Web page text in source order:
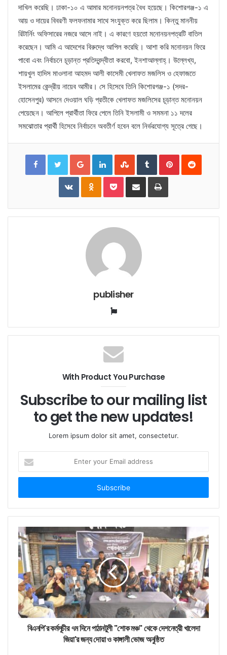
দাখিল করেছি। ঢাকা-১০ এ আমার মনোনয়নপত্র বৈধ হয়েছে। কিশোরগঞ্জ-১ এ
আয় ও দায়ের বিবরণী ফলফনামার সাথে সংযুক্ত করে ছিলাম। কিন্তু মাননীয়
রিটার্নিং অফিসারের নজরে আসে নাই। এ কারণে হয়তো মনোনয়নপত্রটি বাতিল
করেছেন। আমি এ আদেশের বিরুদ্ধে আপিল করেছি। আশা করি মনোনয়ন ফিরে
পাবো এবং নির্বাচনে চূড়ান্ত প্রতিদ্বন্দ্বীতা করবো, ইনশাআল্লাহ্‌। উল্লেখ্য,
শায়খুল হাদিস মাওলানা আহমদ আলী কাসেমী খেলাফত মজলিস ও হেফাজতে
ইসলামের কেন্দ্রীয় নায়েব আমীর। সে হিসেবে তিনি কিশোরগঞ্জ-১ (সদর-
হোসেনপুর) আসনে দেওয়াল ঘড়ি প্রতীকে খেলাফত মজলিসের চূড়ান্ত মনোনয়ন
পেয়েছেন। আপিলে প্রার্থীতা ফিরে পেলে তিনি ইসলামী ও সমমনা ১১ দলের
সমঝোতার প্রার্থী হিসেবে নির্বাচনে অবতীর্ণ হবেন বলে নির্ভরযোগ্য সূত্রে গেছে।
FacebookTwitterGoogle+LinkedInStumbleUpon
TumblrPinterestReddit
VKontakteOdnoklassniki
PocketShare
Email
Print
publisher
Website
With Product You Purchase
Subscribe to our mailing list
to get the new updates!
Lorem ipsum dolor sit amet, consectetur.
your
Email
বিএনপি'র কর্মসূচীর ৭ম দিনে পাঠানটুলী "শোক মঞ্চ" থেকে দেশনেত্রী খালেদা
জিয়া'র জন্য দোয়া ও কাঙ্গালী ভোজ অনুষ্ঠিত